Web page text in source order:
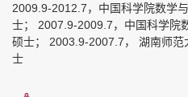
2009.9-2012.7，中国科学院数学
士； 2007.9-2009.7，中国科学院
硕士； 2003.9-2007.7， 湖南师
士